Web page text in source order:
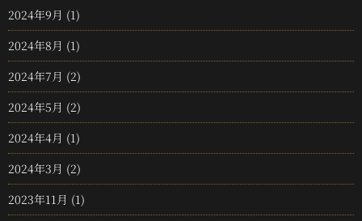
2024年9月 (1)
2024年8月 (1)
2024年7月 (2)
2024年5月 (2)
2024年4月 (1)
2024年3月 (2)
2023年11月 (1)